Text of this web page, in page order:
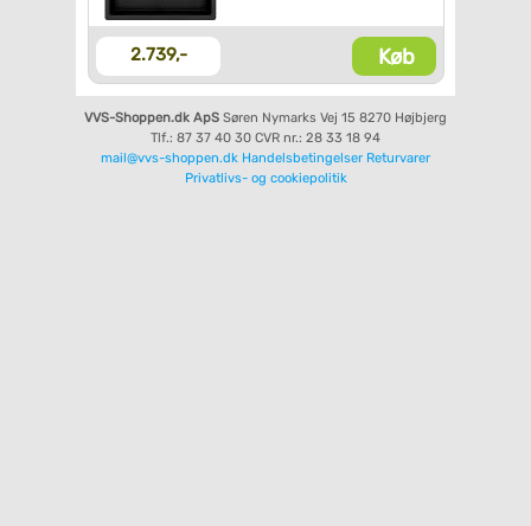
2.739,- Køb
VVS-Shoppen.dk ApS Søren Nymarks Vej 15 8270 Højbjerg
Tlf.: 87 37 40 30 CVR nr.: 28 33 18 94
mail@vvs-shoppen.dk Handelsbetingelser Returvarer
Privatlivs- og cookiepolitik